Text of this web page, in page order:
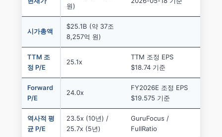
원)
시가총액
$25.1B (약 37조
8,257억 원)
TTM 조
정 P/E
25.1x
TTM 조정 EPS
$18.74 기준
Forward
P/E
24.0x
FY2026E 조정 EPS
$19.575 기준
역사적 평
균 P/E
23.5x (10년) /
25.7x (5년)
GuruFocus /
FullRatio